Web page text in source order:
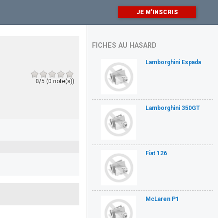
JE M'INSCRIS
0/5 (0 note(s))
FICHES AU HASARD
Lamborghini Espada
Lamborghini 350GT
Fiat 126
McLaren P1